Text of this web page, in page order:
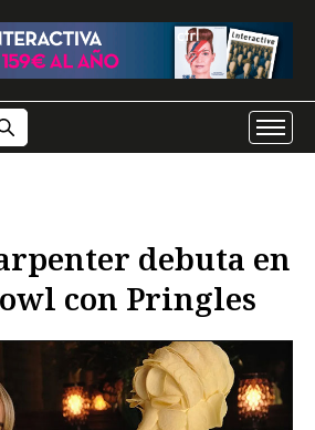
debuta en
con Pringles